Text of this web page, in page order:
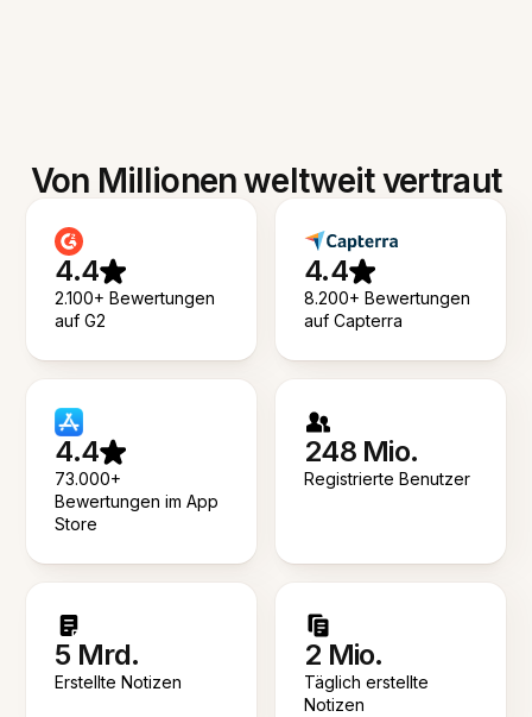
Von Millionen weltweit vertraut
4.4
2.100+ Bewertungen
auf G2
4.4
8.200+ Bewertungen
auf Capterra
4.4
73.000+
Bewertungen im App
Store
248 Mio.
Registrierte Benutzer
5 Mrd.
Erstellte Notizen
2 Mio.
Täglich erstellte
Notizen